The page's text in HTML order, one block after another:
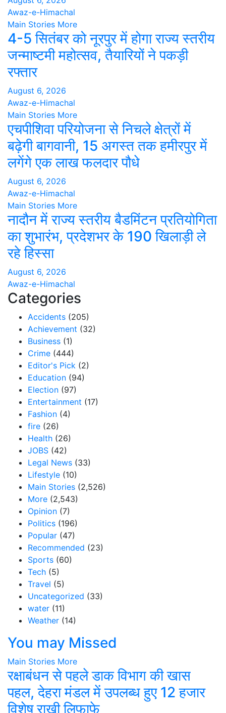
Awaz-e-Himachal
Main Stories More
4-5 सितंबर को नूरपुर में होगा राज्य स्तरीय
जन्माष्टमी महोत्सव, तैयारियों ने पकड़ी
रफ्तार
August 6, 2026
Awaz-e-Himachal
Main Stories More
एचपीशिवा परियोजना से निचले क्षेत्रों में
बढ़ेगी बागवानी, 15 अगस्त तक हमीरपुर में
लगेंगे एक लाख फलदार पौधे
August 6, 2026
Awaz-e-Himachal
Main Stories More
नादौन में राज्य स्तरीय बैडमिंटन प्रतियोगिता
का शुभारंभ, प्रदेशभर के 190 खिलाड़ी ले
रहे हिस्सा
August 6, 2026
Awaz-e-Himachal
Categories
Accidents (205)
Achievement (32)
Business (1)
Crime (444)
Editor's Pick (2)
Education (94)
Election (97)
Entertainment (17)
Fashion (4)
fire (26)
Health (26)
JOBS (42)
Legal News (33)
Lifestyle (10)
Main Stories (2,526)
More (2,543)
Opinion (7)
Politics (196)
Popular (47)
Recommended (23)
Sports (60)
Tech (5)
Travel (5)
Uncategorized (33)
water (11)
Weather (14)
You may Missed
Main Stories More
रक्षाबंधन से पहले डाक विभाग की खास
पहल, देहरा मंडल में उपलब्ध हुए 12 हजार
विशेष राखी लिफाफे